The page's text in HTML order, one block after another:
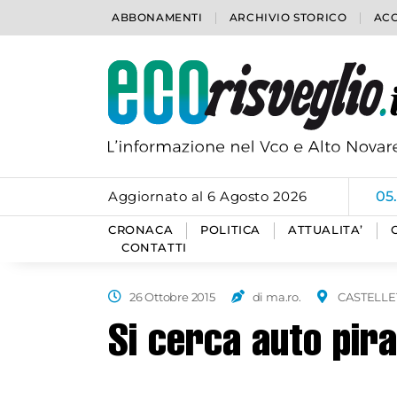
ABBONAMENTI ARCHIVIO STORICO
Aggiornato al 6 Agosto 2026
CRONACA POLITICA ATTUALITA’
CONTATTI
26 Ottobre 2015 di ma.ro.
Si cerca auto